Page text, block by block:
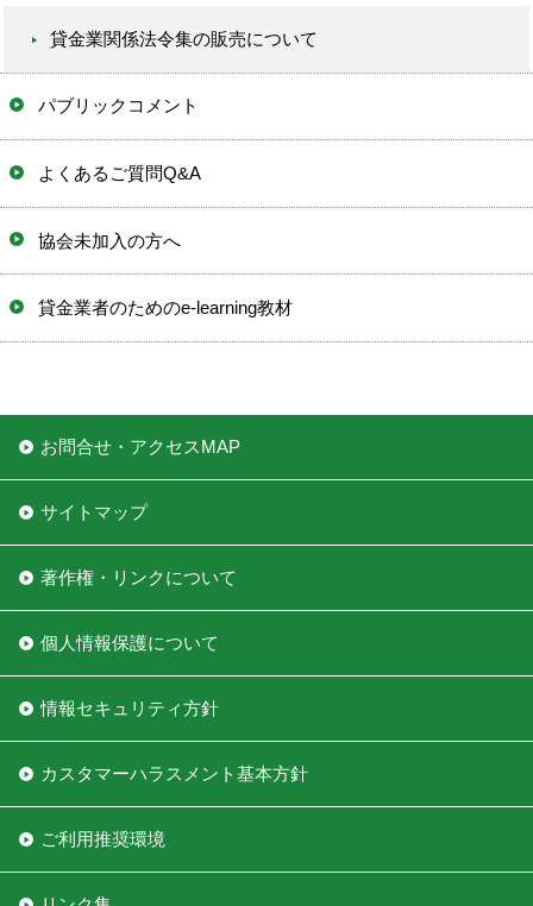
貸金業関係法令集の販売について
パブリックコメント
よくあるご質問Q&A
協会未加入の方へ
貸金業者のためのe-learning教材
お問合せ・アクセスMAP
サイトマップ
著作権・リンクについて
個人情報保護について
情報セキュリティ方針
カスタマーハラスメント基本方針
ご利用推奨環境